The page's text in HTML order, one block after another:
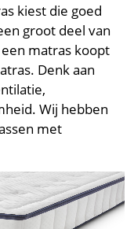
kiest die goed
groot deel van
matras koopt
Denk aan
Wij hebben
met